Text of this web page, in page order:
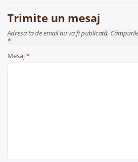
Trimite un mesaj
Adresa ta de email nu va fi publicată.
*
Mesaj*